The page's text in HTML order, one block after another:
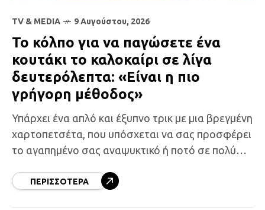
TV & MEDIA 9 Αυγούστου, 2026
Το κόλπο για να παγώσετε ένα
κουτάκι το καλοκαίρι σε λίγα
δευτερόλεπτα: «Είναι η πιο
γρήγορη μέθοδος»
Υπάρχει ένα απλό και έξυπνο τρικ με μια βρεγμένη
χαρτοπετσέτα, που υπόσχεται να σας προσφέρει
το αγαπημένο σας αναψυκτικό ή ποτό σε πολύ
ΠΕΡΙΣΣΌΤΕΡΑ